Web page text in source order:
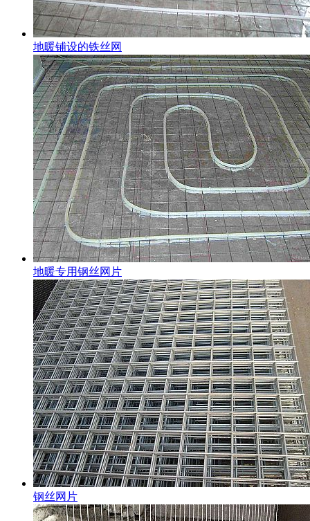
地暖铺设的铁丝网
地暖专用钢丝网片
钢丝网片